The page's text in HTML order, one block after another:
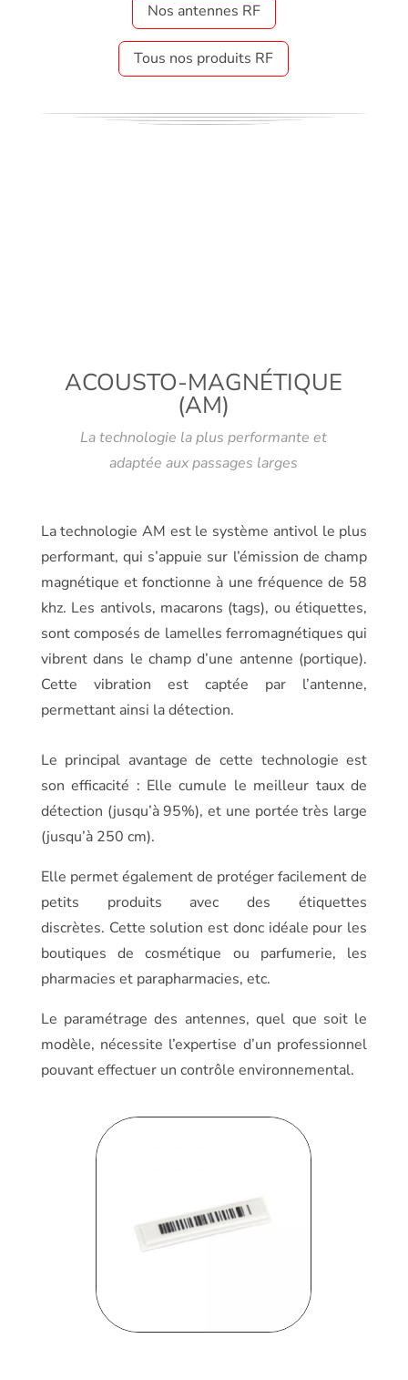
Nos antennes RF
Tous nos produits RF
ACOUSTO-MAGNÉTIQUE
(AM)
La technologie la plus performante et
adaptée aux passages larges
La technologie AM est le système antivol le plus
performant, qui s’appuie sur l’émission de champ
magnétique et fonctionne à une fréquence de 58
khz. Les antivols, macarons (tags), ou étiquettes,
sont composés de lamelles ferromagnétiques qui
vibrent dans le champ d’une antenne (portique).
Cette vibration est captée par l’antenne,
permettant ainsi la détection.
Le principal avantage de cette technologie est
son efficacité : Elle cumule le meilleur taux de
détection (jusqu’à 95%), et une portée très large
(jusqu’à 250 cm).
Elle permet également de protéger facilement de
petits produits avec des étiquettes
discrètes. Cette solution est donc idéale pour les
boutiques de cosmétique ou parfumerie, les
pharmacies et parapharmacies, etc.
Le paramétrage des antennes, quel que soit le
modèle, nécessite l’expertise d’un professionnel
pouvant effectuer un contrôle environnemental.